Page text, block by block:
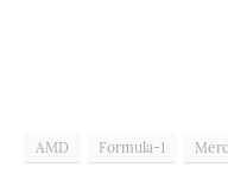
AMD Formula-1